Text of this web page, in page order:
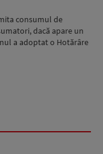
consumul de
dacă apare un
a adoptat o Hotărâre